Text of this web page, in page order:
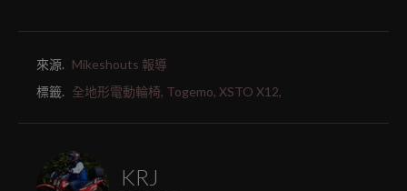
來源. Mikeshouts 報導
標籤. 全地形電動輪椅, Togemo, XSTO X12,
KRJ